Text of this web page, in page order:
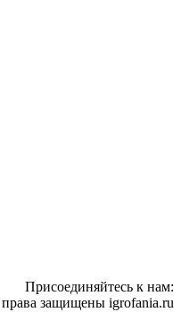
Присоединяйтесь к нам:
защищены igrofania.ru